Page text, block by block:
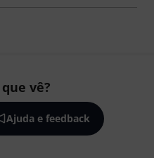
vê?
Ajuda e feedback